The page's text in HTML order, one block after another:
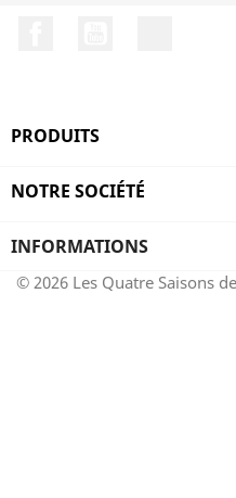
PRODUITS
NOTRE SOCIÉTÉ
INFORMATIONS
© 2026 Les Quatre Saisons